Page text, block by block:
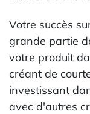
Votre succès
grande partie
votre produit
créant de
investissant
avec d'autres